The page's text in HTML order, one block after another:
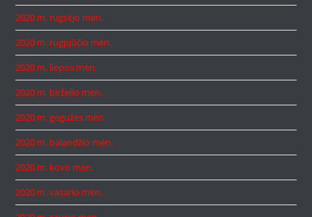
2020 m. rugsėjo mėn.
2020 m. rugpjūčio mėn.
2020 m. liepos mėn.
2020 m. birželio mėn.
2020 m. gegužės mėn.
2020 m. balandžio mėn.
2020 m. kovo mėn.
2020 m. vasario mėn.